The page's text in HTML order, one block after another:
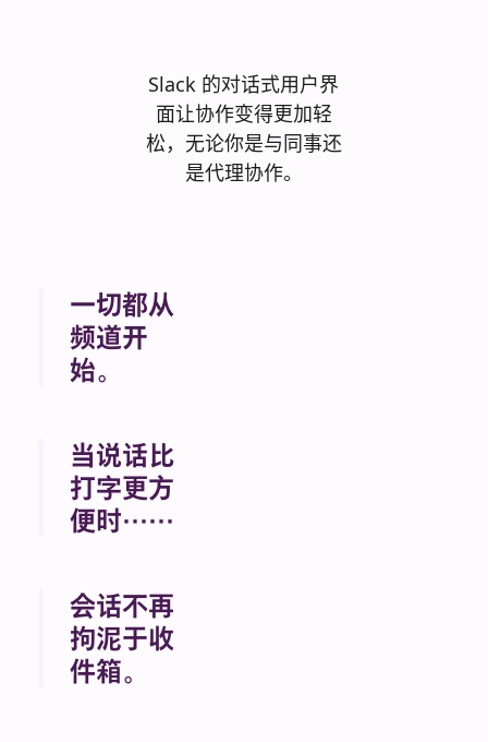
Slack 的对话式用户界
面让协作变得更加轻
松，无论你是与同事还
是代理协作。
一切都从
频道开
始。
和代理协作的
灵活、透明的
空间。
当说话比
打字更方
便时……
频工具：抱
团。借助
Slack 中的
会话不再
拘泥于收
件箱。